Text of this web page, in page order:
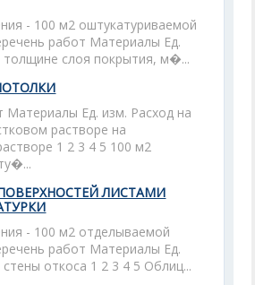
- 100 м2 оштукатуриваемой
работ Материалы Ед.
толщине слоя покрытия, м�...
Материалы Ед. изм. Расход на
растворе на
1 2 3 4 5 100 м2
ЛИСТАМИ
- 100 м2 отделываемой
работ Материалы Ед.
откоса 1 2 3 4 5 Облиц...